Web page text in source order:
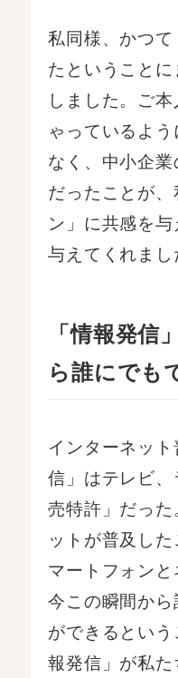
私同様、かつ
たということに
しました。ご
ゃっているよ
なく、中小企
だったことが
ン」に共感を
与えてくれまし
「情報発信
ら誰にでも
インターネッ
信」はテレビ
売特許」だっ
ットが普及し
マートフォンと
今この瞬間から
ができるとい
報発信」が私た